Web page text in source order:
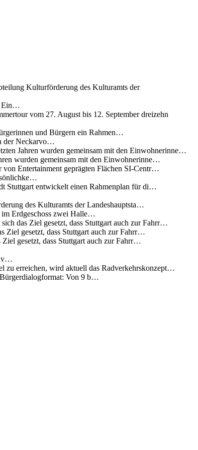
Kulturförderung des Kulturamts der
Ein…
vom 27. August bis 12. September dreizehn
und Bürgern ein Rahmen…
der Neckarvo…
Jahren wurden gemeinsam mit den Einwohnerinne…
wurden gemeinsam mit den Einwohnerinne…
Entertainment geprägten Flächen SI-Centr…
Stuttgart entwickelt einen Rahmenplan für di…
des Kulturamts der Landeshauptsta…
im Erdgeschoss zwei Halle…
das Ziel gesetzt, dass Stuttgart auch zur Fahrr…
Ziel gesetzt, dass Stuttgart auch zur Fahrr…
gesetzt, dass Stuttgart auch zur Fahrr…
zu erreichen, wird aktuell das Radverkehrskonzept…
Bürgerdialogformat: Von 9 b…